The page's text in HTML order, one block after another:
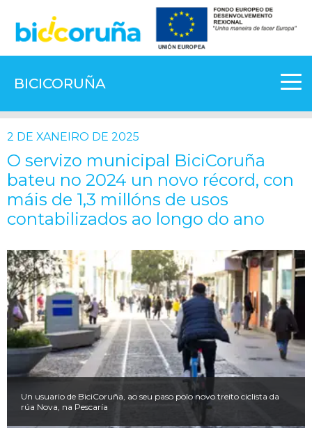
BICICORUÑA
2 DE XANEIRO DE 2025
O servizo municipal BiciCoruña
bateu no 2024 un novo récord, con
máis de 1,3 millóns de usos
contabilizados ao longo do ano
Un usuario de BiciCoruña, ao seu paso polo novo treito ciclista da
rúa Nova, na Pescaría